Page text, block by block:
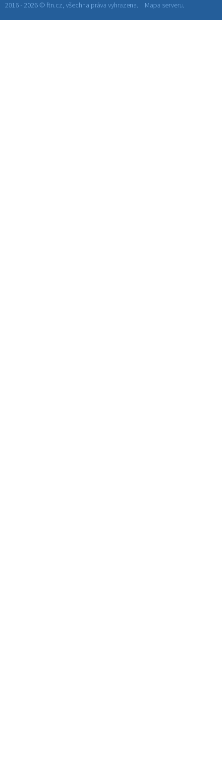
2016 - 2026 © ftn.cz, všechna práva vyhrazena. Mapa serveru.